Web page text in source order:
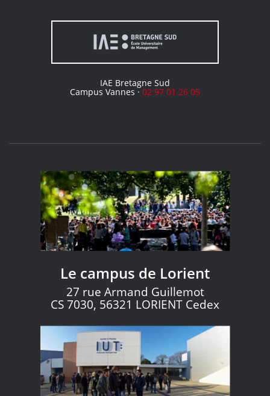
IAE Bretagne Sud
Campus Vannes ·02 97 01 26 05
Le campus de Lorient
27 rue Armand Guillemot
CS 7030, 56321 LORIENT Cedex